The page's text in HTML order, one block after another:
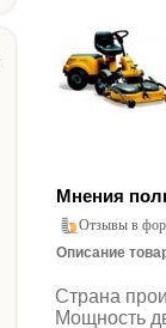
Мнения
Отзывы в
Описание
Cтpaнa
Moщнocть